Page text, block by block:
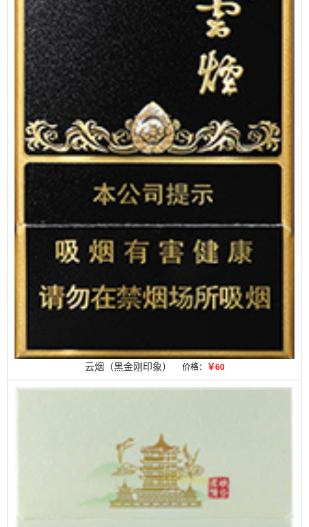
云烟（黑金刚印象） 价格： ￥60